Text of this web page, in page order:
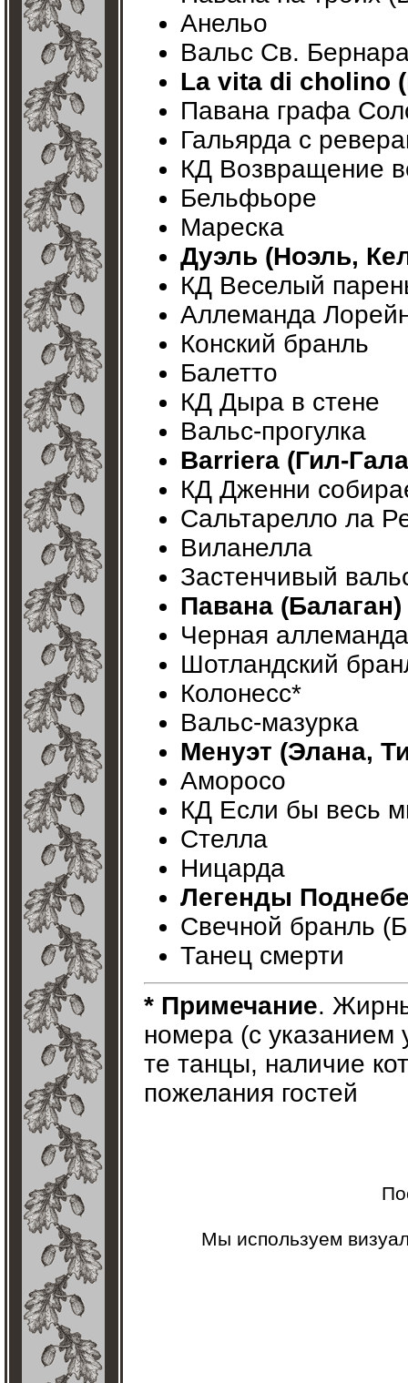
Анельо
Вальс Св.
La vita di cholino
Павана графа
Гальярда с
КД Возвращение
Бельфьоре
Мареска
Дуэль (Ноэль,
КД Веселый
Аллеманда
Конский бранль
Балетто
КД Дыра в стене
Вальс-прогулка
Barriera (Гил-
КД Дженни
Сальтарелло ла
Виланелла
Застенчивый
Павана (Балаган)
Черная аллеманда
Шотландский
Колонесс*
Вальс-мазурка
Менуэт (Элана,
Аморосо
КД Если бы весь
Стелла
Ницарда
Легенды
Свечной бранль
Танец смерти
* Примечание.
номера (с указанием
те танцы, наличие
пожелания гостей
Мы используем